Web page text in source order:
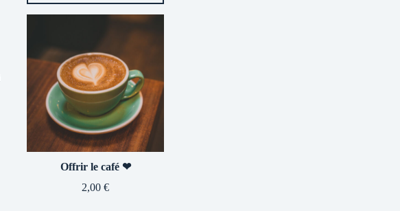
Offrir le café ❤
2,00 €